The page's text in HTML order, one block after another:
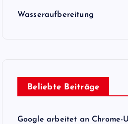
Wasseraufbereitung
Beliebte Beiträge
Google arbeitet an Chrome-